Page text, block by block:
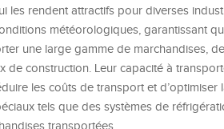
les rendent attractifs pour diverses
météorologiques, garantissant
une large gamme de marchandises,
de construction. Leur capacité à
les coûts de transport et d’optimiser
tels que des systèmes de
transportées.